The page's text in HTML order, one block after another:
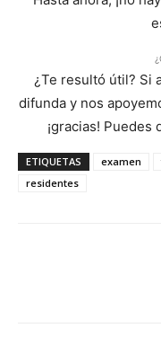
¿Te resultó útil? Si
difunda y nos
¡gracias! Puedes
ETIQUETAS examen
residentes